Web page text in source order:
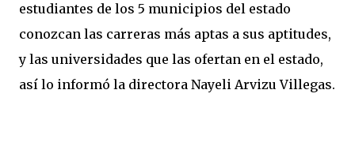
estudiantes de los 5 municipios del estado
conozcan las carreras más aptas a sus aptitudes,
y las universidades que las ofertan en el estado,
así lo informó la directora Nayeli Arvizu Villegas.